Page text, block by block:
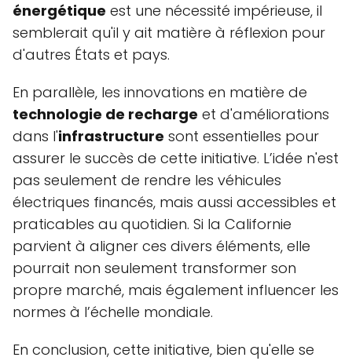
énergétique est une nécessité impérieuse, il
semblerait qu'il y ait matière à réflexion pour
d'autres États et pays.
En parallèle, les innovations en matière de
technologie de recharge et d'améliorations
dans l'infrastructure sont essentielles pour
assurer le succès de cette initiative. L’idée n'est
pas seulement de rendre les véhicules
électriques financés, mais aussi accessibles et
praticables au quotidien. Si la Californie
parvient à aligner ces divers éléments, elle
pourrait non seulement transformer son
propre marché, mais également influencer les
normes à l’échelle mondiale.
En conclusion, cette initiative, bien qu'elle se